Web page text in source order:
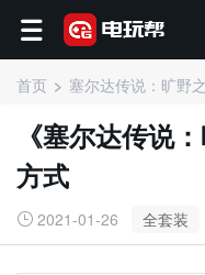
首页 塞尔达传说：旷野
《塞尔达传说
方式
2021-01-26 全套装